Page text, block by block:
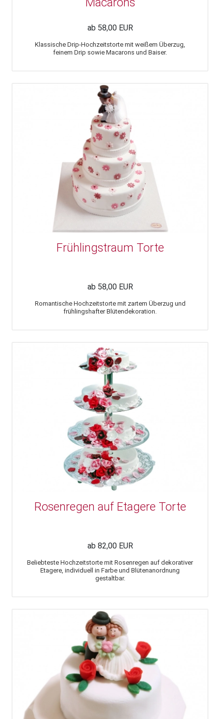
ab 58,00 EUR
Klassische Drip-Hochzeitstorte mit weißem Überzug,
feinem Drip sowie Macarons und Baiser.
Frühlingstraum Torte
ab 58,00 EUR
Romantische Hochzeitstorte mit zartem Überzug und
frühlingshafter Blütendekoration.
Rosenregen auf Etagere Torte
ab 82,00 EUR
Beliebteste Hochzeitstorte mit Rosenregen auf dekorativer
Etagere, individuell in Farbe und Blütenanordnung
gestaltbar.